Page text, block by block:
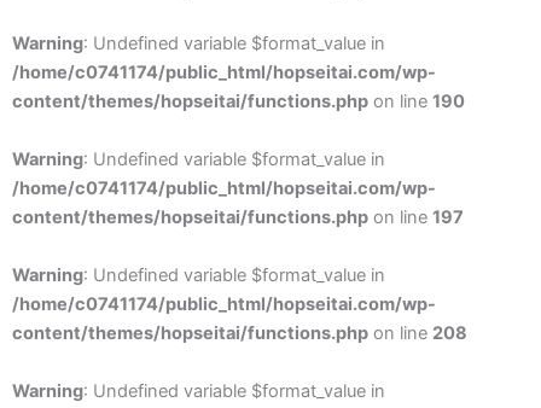
Warning: Undefined variable $format_value in
/home/c0741174/public_html/hopseitai.com/wp-
content/themes/hopseitai/functions.php on line 190
Warning: Undefined variable $format_value in
/home/c0741174/public_html/hopseitai.com/wp-
content/themes/hopseitai/functions.php on line 197
Warning: Undefined variable $format_value in
/home/c0741174/public_html/hopseitai.com/wp-
content/themes/hopseitai/functions.php on line 208
Warning: Undefined variable $format_value in